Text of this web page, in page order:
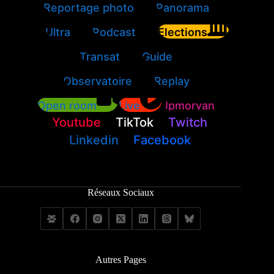
Reportage photo
Panorama
Ultra
Podcast
Elections
Transat
Guide
Observatoire
Replay
Open room
Live Jpmorvan
Youtube TikTok
Twitch
Linkedin
Facebook
Réseaux Sociaux
Autres Pages